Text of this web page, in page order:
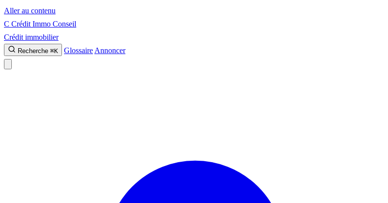
Aller au contenu
C Crédit Immo Conseil
Crédit immobilier
Recherche ⌘K Glossaire Annoncer